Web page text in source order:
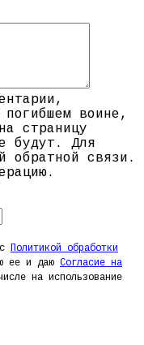
воине,
страницу
будут. Для
обратной связи.
Политикой обработки
ее и даю Согласие на
на использование